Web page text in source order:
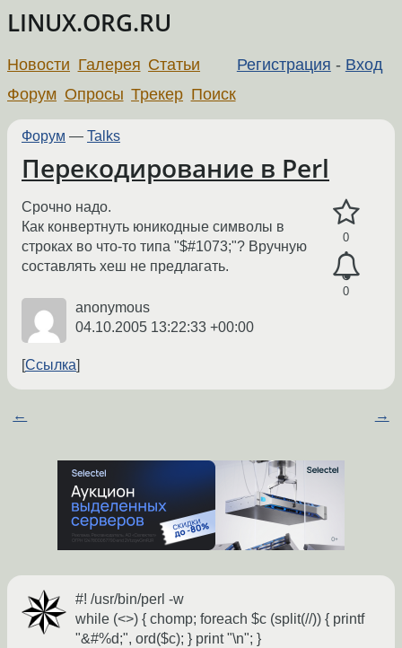
LINUX.ORG.RU
Регистрация - Вход
Новости Галерея Статьи
Форум Опросы Трекер Поиск
Форум — Talks
Перекодирование в Perl
0
0
Срочно надо.
Как конвертнуть юникодные символы в
строках во что-то типа "$#1073;"? Вручную
составлять хеш не предлагать.
anonymous
04.10.2005 13:22:33 +00:00
Ссылка
← →
#! /usr/bin/perl -w
while (<>) { chomp; foreach $c (split(//)) { printf
"&#%d;", ord($c); } print "\n"; }